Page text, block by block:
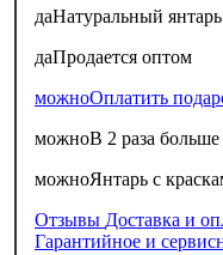
даНатуральный янтарь
даПродается оптом
можноОплатить
можноВ 2 раза больше
можноЯнтарь с
Отзывы Доставка и
Гарантийное и